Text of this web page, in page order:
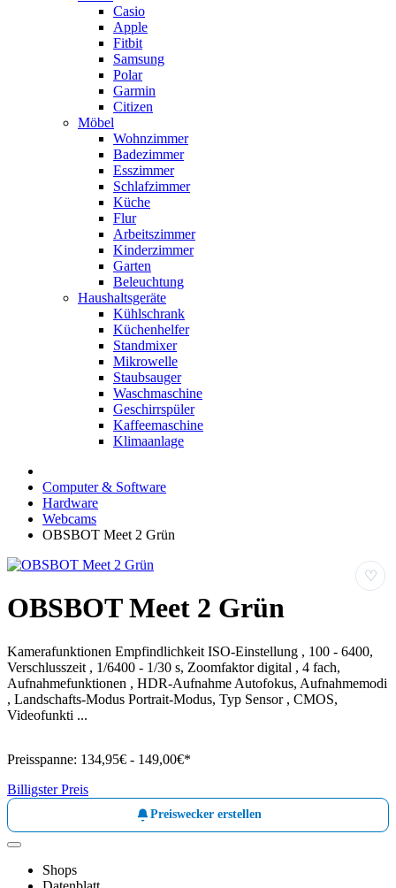
Casio
Apple
Fitbit
Samsung
Polar
Garmin
Citizen
Möbel
Wohnzimmer
Badezimmer
Esszimmer
Schlafzimmer
Küche
Flur
Arbeitszimmer
Kinderzimmer
Garten
Beleuchtung
Haushaltsgeräte
Kühlschrank
Küchenhelfer
Standmixer
Mikrowelle
Staubsauger
Waschmaschine
Geschirrspüler
Kaffeemaschine
Klimaanlage
Computer & Software
Hardware
Webcams
OBSBOT Meet 2 Grün
♡
OBSBOT Meet 2 Grün
Kamerafunktionen Empfindlichkeit ISO-Einstellung , 100 - 6400,
Verschlusszeit , 1/6400 - 1/30 s, Zoomfaktor digital , 4 fach,
Aufnahmefunktionen , HDR-Aufnahme Autofokus, Aufnahmemodi
, Landschafts-Modus Portrait-Modus, Typ Sensor , CMOS,
Videofunkti ...
Preisspanne: 134,95€ - 149,00€*
Billigster Preis
Preiswecker erstellen
Shops